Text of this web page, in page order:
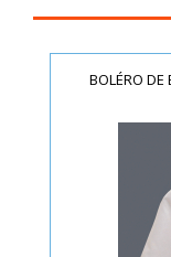
BOLÉRO DE